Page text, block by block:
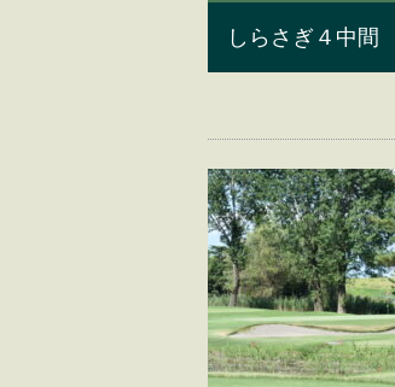
しらさぎ４中間